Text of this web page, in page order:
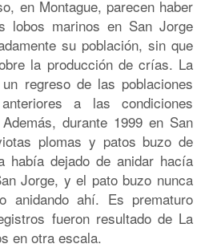
en Montague, parecen haber
lobos marinos en San Jorge
su población, sin que
la producción de crías. La
regreso de las poblaciones
a las condiciones
durante 1999 en San
plomas y patos buzo de
había dejado de anidar hacía
Jorge, y el pato buzo nunca
anidando ahí. Es prematuro
fueron resultado de La
en otra escala.